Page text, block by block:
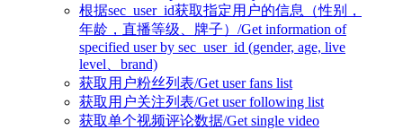
根据sec_user_id获取指定用户的信息（性别，
年龄，直播等级、牌子）/Get information of
specified user by sec_user_id (gender, age, live
level、brand)
获取用户粉丝列表/Get user fans list
获取用户关注列表/Get user following list
获取单个视频评论数据/Get single video